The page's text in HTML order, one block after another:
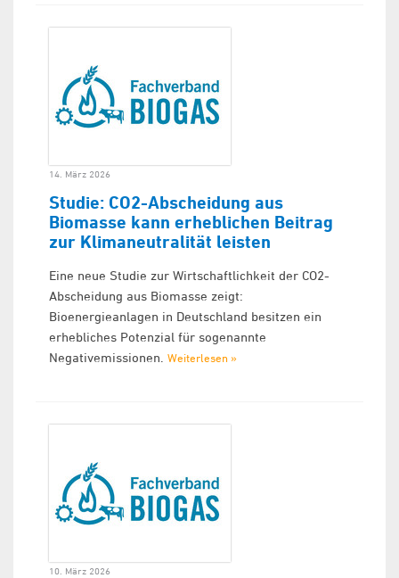
14. März 2026
Studie: CO2-Abscheidung aus
Biomasse kann erheblichen Beitrag
zur Klimaneutralität leisten
Eine neue Studie zur Wirtschaftlichkeit der CO2-
Abscheidung aus Biomasse zeigt:
Bioenergieanlagen in Deutschland besitzen ein
erhebliches Potenzial für sogenannte
Negativemissionen. Weiterlesen »
10. März 2026